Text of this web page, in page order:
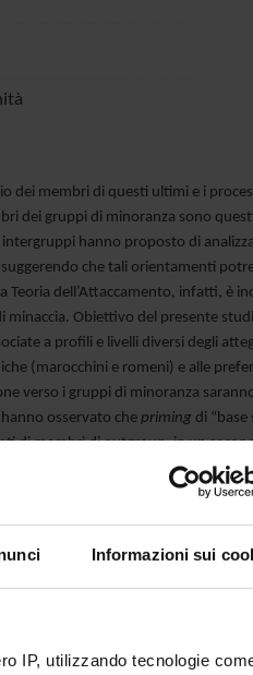
Informazioni sui
IP, utilizzando tecnologie
dei membri di questi ultimi e i
dei gruppi di minoranza sono
hanno proposto di
che tali orientamenti
dell’Attaccamento, infatti, è
Obiettivo del presente
a profili e livelli diversi degli
(marocchini e romeni) e alle
verso i gruppi di minoranza
osservato che primingdi “base
di membri di outgroup, in un
in italiani e spagnoli, il
comunità, favorendo così il